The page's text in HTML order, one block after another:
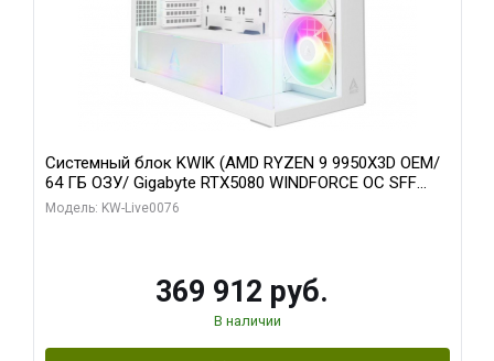
Системный блок KWIK (AMD RYZEN 9 9950X3D OEM/
64 ГБ ОЗУ/ Gigabyte RTX5080 WINDFORCE OC SFF
16GB GDDR7 256bit / 960 ГБ SSD)
Модель: KW-Live0076
369 912 руб.
В наличии